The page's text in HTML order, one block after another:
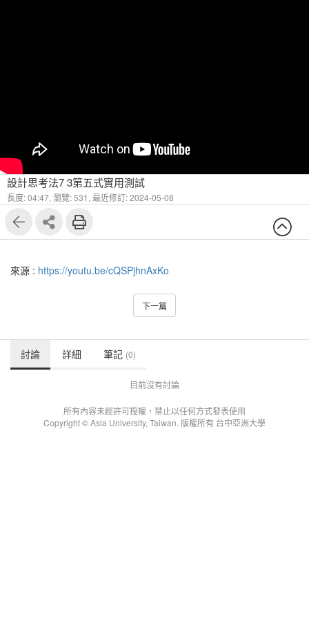
設計思考法7 3第五式實用測試
長度: 04:47, 瀏覽: 531, 最近修訂: 2024-05-08
來源 : https://youtu.be/cQSPjhnAxKo
下一篇
討論 詳細 筆記 (0)
目前沒有討論
所有內容未經許可授權，禁止以任何方式發表使用
Copyright © Asia University, Taiwan. 版權所有 台中亞洲大學